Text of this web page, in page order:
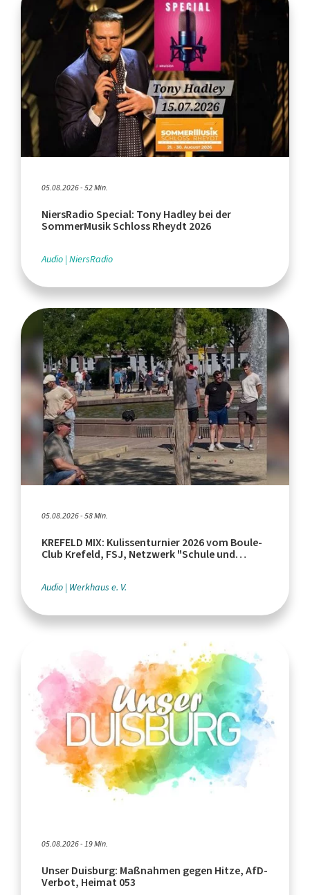
05.08.2026 - 52 Min.
NiersRadio Special: Tony Hadley bei der
SommerMusik Schloss Rheydt 2026
Audio NiersRadio
05.08.2026 - 58 Min.
KREFELD MIX: Kulissenturnier 2026 vom Boule-
Club Krefeld, FSJ, Netzwerk "Schule und
Audio Werkhaus e. V.
05.08.2026 - 19 Min.
Unser Duisburg: Maßnahmen gegen Hitze, AfD-
Verbot, Heimat 053